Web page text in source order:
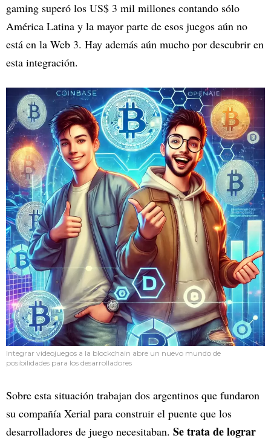
gaming superó los US$ 3 mil millones contando sólo
América Latina y la mayor parte de esos juegos aún no
está en la Web 3. Hay además aún mucho por descubrir en
esta integración.
Integrar videojuegos a la blockchain abre un nuevo mundo de
posibilidades para los desarrolladores
Sobre esta situación trabajan dos argentinos que fundaron
su compañía Xerial para construir el puente que los
desarrolladores de juego necesitaban. Se trata de lograr